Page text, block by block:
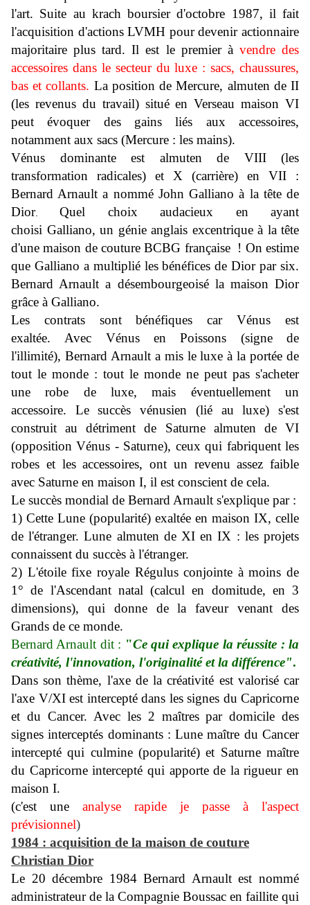
l'art. Suite au krach boursier d'octobre 1987, il fait
l'acquisition d'actions LVMH pour devenir actionnaire
majoritaire plus tard. Il est le premier à vendre des
accessoires dans le secteur du luxe : sacs, chaussures,
bas et collants. La position de Mercure, almuten de II
(les revenus du travail) situé en Verseau maison VI
peut évoquer des gains liés aux
accessoires,
notamment aux sacs (Mercure : les mains).
Vénus dominante est almuten de VIII (les
transformation radicales) et X (carrière) en VII :
Bernard Arnault a nommé John Gallianoà la tête de
Dior.Quel choix audacieux en ayant
choisi Galliano, un génie anglais excentrique à la tête
d'une maison de couture BCBG française ! On estime
que Galliano a multiplié les bénéfices de Dior par six.
Bernard Arnault a désembourgeoisé la maison Dior
grâce à Galliano.
Les contrats sont bénéfiques car Vénus est
exaltée. Avec Vénus en Poissons (signe de
l'illimité), Bernard Arnaulta mis le luxe à la portée de
tout le monde : tout le monde ne peut pas s'acheter
une robe de luxe, mais éventuellement un
accessoire.
Le succès vénusien (lié au luxe) s'est
construit au détriment de Saturne almuten de VI
(opposition Vénus - Saturne), ceux qui fabriquent les
robes et les accessoires, ont un revenu assez faible
avec Saturne en maison I, il est conscient de cela.
Le succès mondial de Bernard Arnault s'explique par :
1) Cette Lune (popularité) exaltée en maison IX, celle
de l'étranger. Lune almuten de XI en IX : les projets
connaissent du succès à l'étranger.
2) L'étoile fixe royale Régulus conjointe à moins de
1° de l'Ascendant natal (calcul en domitude, en 3
dimensions), qui donne de la faveur venant des
Grands de ce monde.
Bernard Arnault dit : "Ce qui explique la réussite : la
créativité, l'innovation, l'originalité et la différence".
Dans son thème, l'axe de la créativité est valorisé car
l'axe V/XI est intercepté dans les signes du Capricorne
et du Cancer. Avec les 2 maîtres par domicile des
signes interceptés dominants : Lune maître du Cancer
intercepté qui culmine (popularité) et Saturne maître
du Capricorne intercepté qui apporte de la rigueur en
maison I.
(c'est une
analyse rapide je passe à l'aspect
prévisionnel)
1984 : acquisition de la maison de couture
Christian Dior
Le 20 décembre 1984 Bernard Arnault est nommé
administrateur de la Compagnie Boussac en faillite qui